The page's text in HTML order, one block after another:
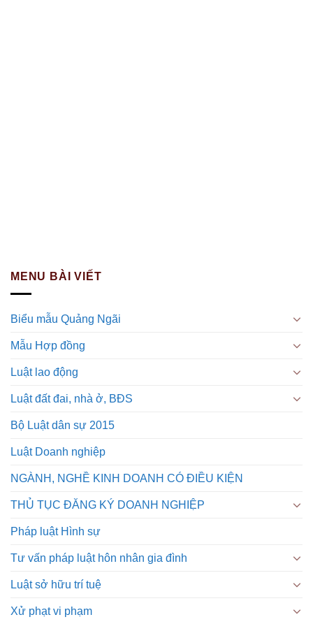
MENU BÀI VIẾT
Biểu mẫu Quảng Ngãi
Mẫu Hợp đồng
Luật lao động
Luật đất đai, nhà ở, BĐS
Bộ Luật dân sự 2015
Luật Doanh nghiệp
NGÀNH, NGHỀ KINH DOANH CÓ ĐIỀU KIỆN
THỦ TỤC ĐĂNG KÝ DOANH NGHIỆP
Pháp luật Hình sự
Tư vấn pháp luật hôn nhân gia đình
Luật sở hữu trí tuệ
Xử phạt vi phạm